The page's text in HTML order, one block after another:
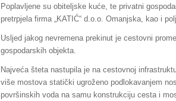
Poplavljene su obiteljske kuće, te privatni
pretrpjela firma „KATIĆ“ d.o.o. Omanjska, kao i
Usljed jakog nevremena prekinut je cestovni
gospodarskih objekta.
Najveća šteta nastupila je na cestovnoj
više mostova statički ugroženo podlokavanjem
površinskih voda na samu konstrukciju cesta i